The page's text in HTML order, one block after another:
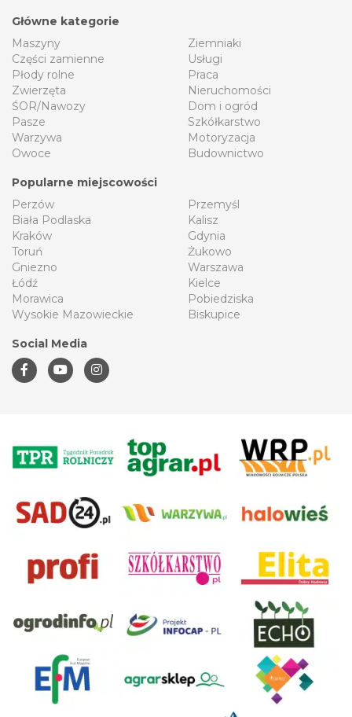
Główne kategorie
Maszyny
Części zamienne
Płody rolne
Zwierzęta
ŚOR/Nawozy
Pasze
Warzywa
Owoce
Ziemniaki
Usługi
Praca
Nieruchomości
Dom i ogród
Szkółkarstwo
Motoryzacja
Budownictwo
Popularne miejscowości
Perzów
Biała Podlaska
Kraków
Toruń
Gniezno
Łódź
Morawica
Wysokie Mazowieckie
Przemyśl
Kalisz
Gdynia
Żukowo
Warszawa
Kielce
Pobiedziska
Biskupice
Social Media